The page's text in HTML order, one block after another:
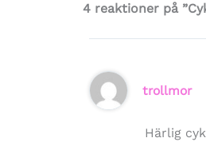
4 reaktioner på
trollmor
Härlig